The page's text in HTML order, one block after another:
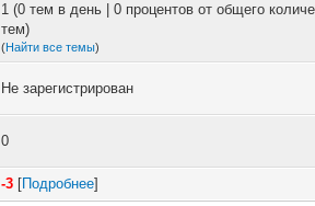
1 (0 тем в день | 0 процентов от общего
тем)
(Найти все темы)
Не зарегистрирован
0
-3 [Подробнее]